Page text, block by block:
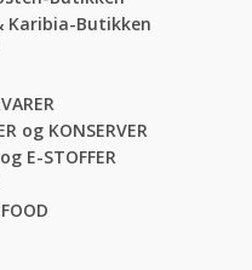
Karibia-Butikken
og KONSERVER
E-STOFFER